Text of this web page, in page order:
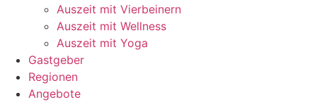
Auszeit mit Vierbeinern
Auszeit mit Wellness
Auszeit mit Yoga
Gastgeber
Regionen
Angebote